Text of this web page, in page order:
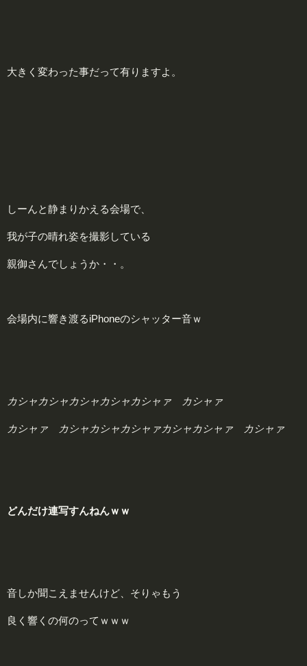
大きく変わった事だって有りますよ。
しーんと静まりかえる会場で、
我が子の晴れ姿を撮影している
親御さんでしょうか・・。
会場内に響き渡るiPhoneのシャッター音ｗ
カシャカシャカシャカシャカシャァ カシャァ
カシャァ カシャカシャカシャァカシャカシャァ カシャァ
どんだけ連写すんねんｗｗ
音しか聞こえませんけど、そりゃもう
良く響くの何のってｗｗｗ